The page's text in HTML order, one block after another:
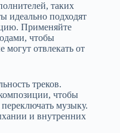
таких
идеально подходят
Применяйте
чтобы
могут отвлекать от
треков.
чтобы
музыку.
и внутренних